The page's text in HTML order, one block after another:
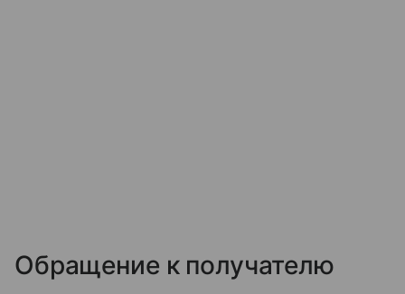
Обращение к получателю